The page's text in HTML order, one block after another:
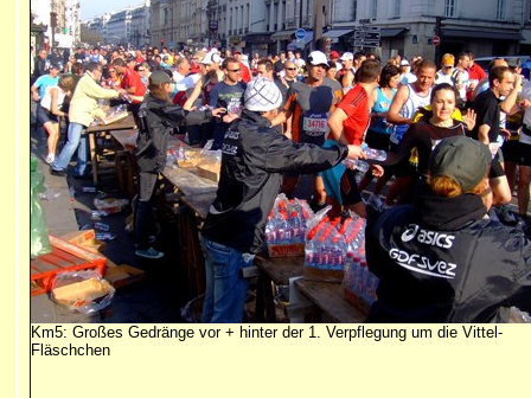
Km5: Großes Gedränge vor + hinter der 1. Verpflegung um die Vittel-
Fläschchen